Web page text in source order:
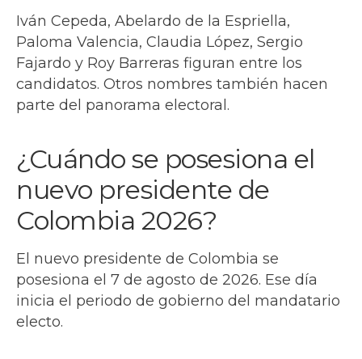
Iván Cepeda, Abelardo de la Espriella,
Paloma Valencia, Claudia López, Sergio
Fajardo y Roy Barreras figuran entre los
candidatos. Otros nombres también hacen
parte del panorama electoral.
¿Cuándo se posesiona el
nuevo presidente de
Colombia 2026?
El nuevo presidente de Colombia se
posesiona el 7 de agosto de 2026. Ese día
inicia el periodo de gobierno del mandatario
electo.